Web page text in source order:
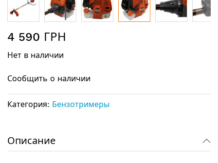
к
галереи
4 590 ГРН
Нет в наличии
Сообщить о наличии
Категория: Бензотримеры
Описание